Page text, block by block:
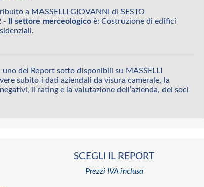
a MASSELLI GIOVANNI di SESTO
-
Il settore merceologico è: Costruzione di edifici
uno dei Report sotto disponibili su MASSELLI
subito i dati aziendali da visura camerale, la
il rating e la valutazione dell’azienda, dei soci
SCEGLI IL REPORT
Prezzi IVA inclusa